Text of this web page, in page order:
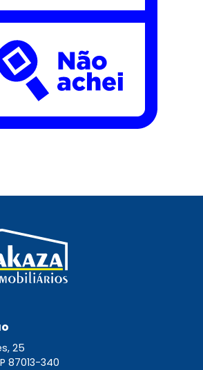
25
87013-340